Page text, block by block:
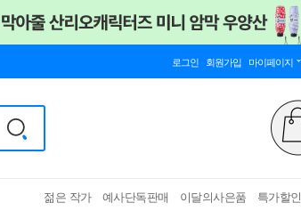
로그인 회원가입 마이페이지
젊은 작가 예사단독판매 이달의사은품 특가할인